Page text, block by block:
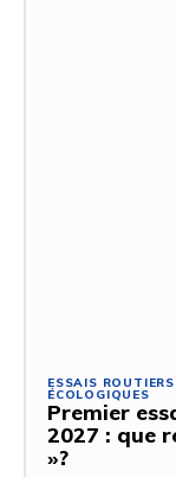
ESSAIS
ÉCOLOGIQUES
Premier
2027 : que
»?